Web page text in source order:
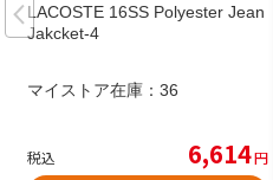
LACOSTE 16SS Polyester Jean
Jakcket-4
マイストア在庫： 36
税込 6,614円